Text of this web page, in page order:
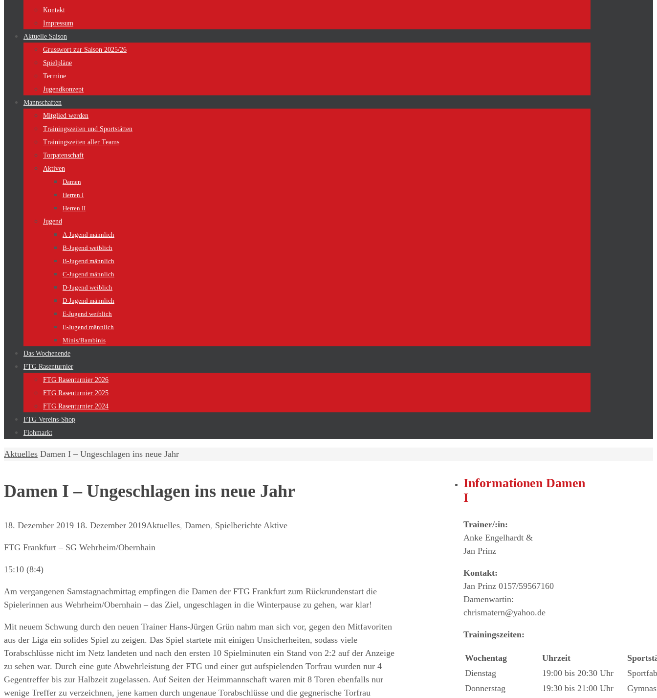
Kontakt
Impressum
Aktuelle Saison
Grusswort zur Saison 2025/26
Spielpläne
Termine
Jugendkonzept
Mannschaften
Mitglied werden
Trainingszeiten und Sportstätten
Trainingszeiten aller Teams
Torpatenschaft
Aktiven
Damen
Herren I
Herren II
Jugend
A-Jugend männlich
B-Jugend weiblich
B-Jugend männlich
C-Jugend männlich
D-Jugend weiblich
D-Jugend männlich
E-Jugend weiblich
E-Jugend männlich
Minis/Bambinis
Das Wochenende
FTG Rasenturnier
FTG Rasenturnier 2026
FTG Rasenturnier 2025
FTG Rasenturnier 2024
FTG Vereins-Shop
Flohmarkt
Home
Aktuelles Damen I – Ungeschlagen ins neue Jahr
Damen I – Ungeschlagen ins neue Jahr
18. Dezember 2019 18. Dezember 2019Aktuelles, Damen, Spielberichte Aktive
FTG Frankfurt – SG Wehrheim/Obernhain
15:10 (8:4)
Am vergangenen Samstagnachmittag empfingen die Damen der FTG Frankfurt zum Rückrundenstart die
Spielerinnen aus Wehrheim/Obernhain – das Ziel, ungeschlagen in die Winterpause zu gehen, war klar!
Mit neuem Schwung durch den neuen Trainer Hans-Jürgen Grün nahm man sich vor, gegen den Mitfavoriten
aus der Liga ein solides Spiel zu zeigen. Das Spiel startete mit einigen Unsicherheiten, sodass viele
Torabschlüsse nicht im Netz landeten und nach den ersten 10 Spielminuten ein Stand von 2:2 auf der Anzeige
zu sehen war. Durch eine gute Abwehrleistung der FTG und einer gut aufspielenden Torfrau wurden nur 4
Gegentreffer bis zur Halbzeit zugelassen. Auf Seiten der Heimmannschaft waren mit 8 Toren ebenfalls nur
wenige Treffer zu verzeichnen, jene kamen durch ungenaue Torabschlüsse und die gegnerische Torfrau
Informationen Damen
I
Trainer/:in:
Anke Engelhardt &
Jan Prinz
Kontakt:
Jan Prinz 0157/59567160
Damenwartin:
chrismatern@yahoo.de
Trainingszeiten:
Wochentag Uhrzeit
Dienstag
19:00 bis 20:30 Uhr
Donnerstag
19:30 bis 21:00 Uhr